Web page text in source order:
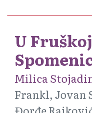
U
Milica
Frankl, Jovan